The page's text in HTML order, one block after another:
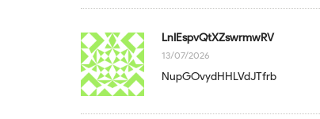
LnIEspvQtXZswrmwRV
13/07/2026
NupGOvydHHLVdJTfrb